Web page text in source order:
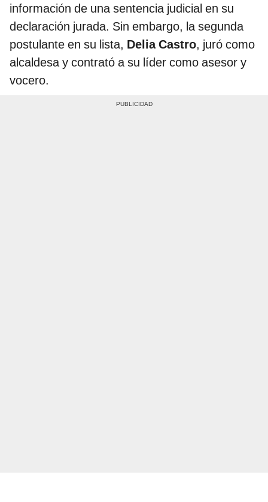
información de una sentencia judicial en su
declaración jurada. Sin embargo, la segunda
postulante en su lista, Delia Castro, juró como
alcaldesa y contrató a su líder como asesor y
vocero.